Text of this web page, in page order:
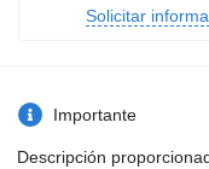
Solicitar
Importante
Descripción